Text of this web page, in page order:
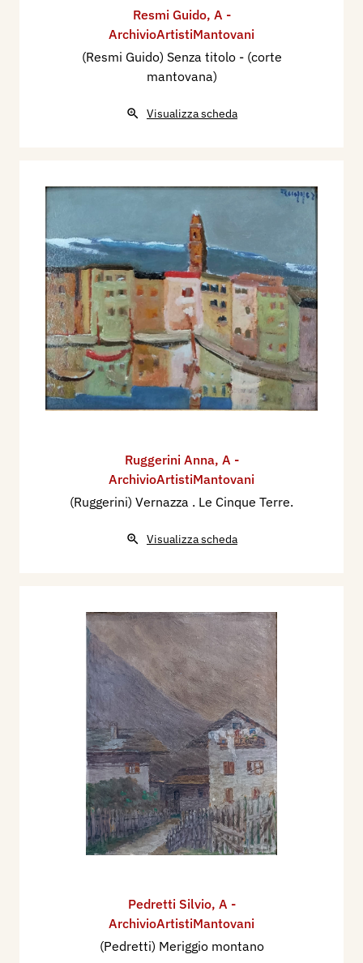
Resmi Guido, A -
ArchivioArtistiMantovani
(Resmi Guido) Senza titolo - (corte
mantovana)
Visualizza scheda
Ruggerini Anna, A -
ArchivioArtistiMantovani
(Ruggerini) Vernazza . Le Cinque Terre.
Visualizza scheda
Pedretti Silvio, A -
ArchivioArtistiMantovani
(Pedretti) Meriggio montano